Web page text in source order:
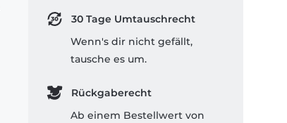
30 Tage Umtauschrecht
Wenn's dir nicht gefällt,
tausche es um.
Rückgaberecht
Ab einem Bestellwert von